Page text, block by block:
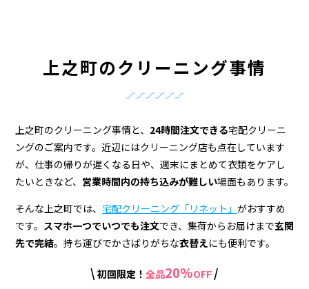
宅
配
ク
リ
ー
上之町のクリーニング事情
上之町のクリーニング事情と、 24時間注文できる宅配クリーニ
ングのご案内です。近辺にはクリーニング店も点在しています
が、仕事の帰りが遅くなる日や、週末にまとめて衣類をケアし
たいときなど、 営業時間内の持ち込みが難しい場面もあります。
そんな上之町では、 宅配クリーニング「リネット」 がおすすめ
です。 スマホ一つでいつでも注文でき、集荷からお届けまで玄関
先で完結。持ち運びでかさばりがちな衣替えにも便利です。
\ 初回限定！ 全品20%OFF /